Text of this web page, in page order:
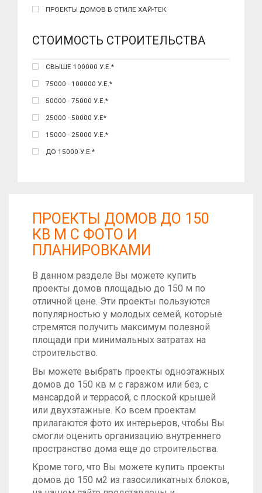
ПРОЕКТЫ ДОМОВ В СТИЛЕ ХАЙ-ТЕК
СТОИМОСТЬ СТРОИТЕЛЬСТВА
СВЫШЕ 100000 У.Е.*
75000 - 100000 У.Е.*
50000 - 75000 У.Е.*
25000 - 50000 У.Е*
15000 - 25000 У.Е.*
ДО 15000 У.Е.*
ПРОЕКТЫ ДОМОВ ДО 150
КВ М С ФОТО И
ПЛАНИРОВКАМИ
В данном разделе Вы можете купить
проекты домов площадью до 150 м по
отличной цене. Эти проекты пользуются
популярностью у молодых семей, которые
стремятся получить максимум полезной
площади при минимальных затратах на
строительство.
Вы можете выбрать проекты одноэтажных
домов до 150 кв м с гаражом или без, с
мансардой и террасой, с плоской крышей
или двухэтажные. Ко всем проектам
прилагаются фото их интерьеров, чтобы Вы
смогли оценить организацию внутреннего
пространство дома еще до строительства.
Кроме того, что Вы можете купить проекты
домов до 150 м2 из газосиликатных блоков,